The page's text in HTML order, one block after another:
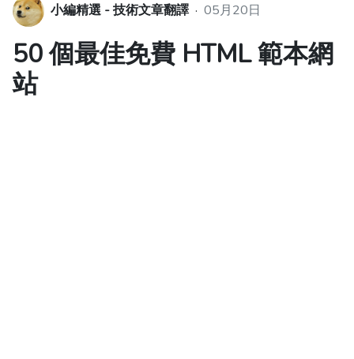
小編精選 - 技術文章翻譯 · 05月20日
50 個最佳免費 HTML 範本網
站